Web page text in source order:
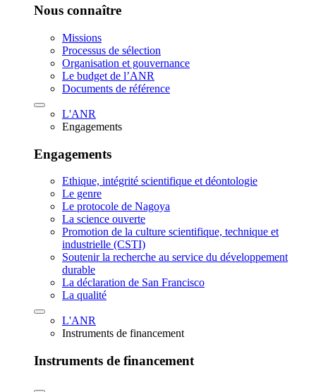
Nous connaître
Missions
Processus de sélection
Organisation et gouvernance
Le budget de l’ANR
Documents de référence
L'ANR
Engagements
Engagements
Ethique, intégrité scientifique et déontologie
Le genre
Le protocole de Nagoya
La science ouverte
Promotion de la culture scientifique, technique et
industrielle (CSTI)
Soutenir la recherche au service du développement
durable
La déclaration de San Francisco
La qualité
L'ANR
Instruments de financement
Instruments de financement